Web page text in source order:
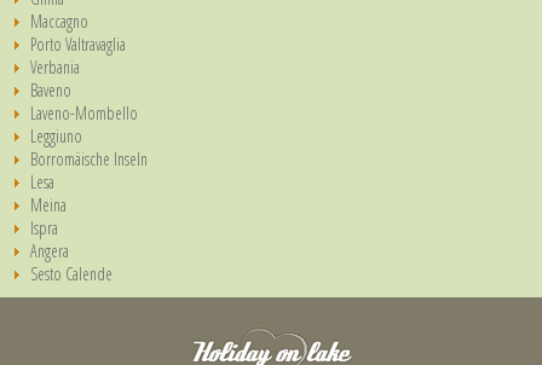
Maccagno
Porto Valtravaglia
Verbania
Baveno
Laveno-Mombello
Leggiuno
Borromäische Inseln
Lesa
Meina
Ispra
Angera
Sesto Calende